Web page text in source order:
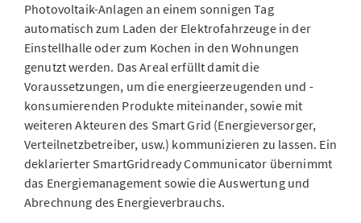
Photovoltaik-Anlagen an einem sonnigen Tag
automatisch zum Laden der Elektrofahrzeuge in der
Einstellhalle oder zum Kochen in den Wohnungen
genutzt werden. Das Areal erfüllt damit die
Voraussetzungen, um die energieerzeugenden und -
konsumierenden Produkte miteinander, sowie mit
weiteren Akteuren des Smart Grid (Energieversorger,
Verteilnetzbetreiber, usw.) kommunizieren zu lassen. Ein
deklarierter SmartGridready Communicator übernimmt
das Energiemanagement sowie die Auswertung und
Abrechnung des Energieverbrauchs.